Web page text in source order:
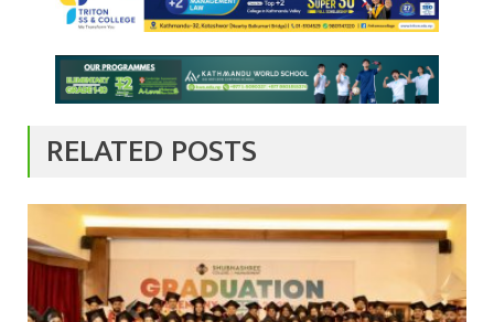
RELATED POSTS